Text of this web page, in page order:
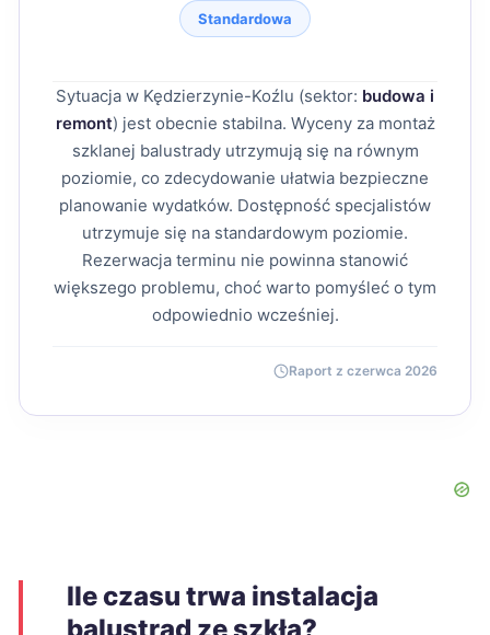
Standardowa
Sytuacja w Kędzierzynie-Koźlu (sektor: budowa i
remont) jest obecnie stabilna. Wyceny za montaż
szklanej balustrady utrzymują się na równym
poziomie, co zdecydowanie ułatwia bezpieczne
planowanie wydatków. Dostępność specjalistów
utrzymuje się na standardowym poziomie.
Rezerwacja terminu nie powinna stanowić
większego problemu, choć warto pomyśleć o tym
odpowiednio wcześniej.
Raport z czerwca 2026
Ile czasu trwa instalacja